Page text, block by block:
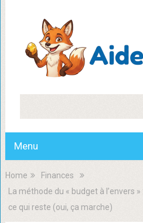
Menu
Home
Finances
La méthode du « budget à l’envers
ce qui reste (oui, ça marche)